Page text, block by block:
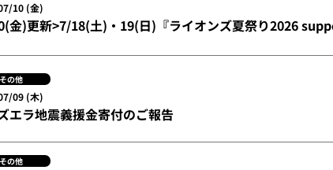
10 (金)
金)更新>7/18(土)・19(日)『ライオンズ夏祭り2026
その他
09 (木)
エラ地震義援金寄付のご報告
その他